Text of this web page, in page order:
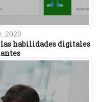
2020
habilidades digitales